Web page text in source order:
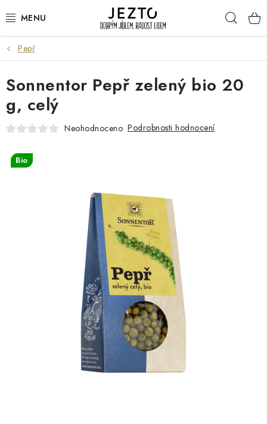
na
DÁRKOVÉ SADY
TRVANLIVÉ
DROGERIE A KOSMETIKA
RELAX A REGENERACE
NÁŠ PŘÍBĚH FIREMNÍ DÁRKY
DOPRAVA A PLATBA
Pepř
Sonnentor Pepř zelený bio 20
g, celý
Neohodnoceno Podrobnosti hodnocení
Bio